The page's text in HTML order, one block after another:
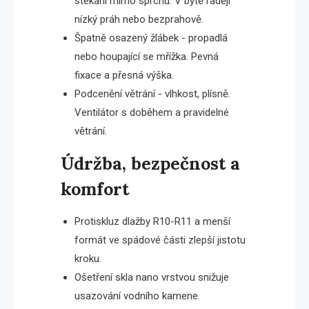
nízký práh nebo bezprahově.
Špatně osazený žlábek - propadlá
nebo houpající se mřížka. Pevná
fixace a přesná výška.
Podcenění větrání - vlhkost, plísně.
Ventilátor s doběhem a pravidelné
větrání.
Údržba, bezpečnost a
komfort
Protiskluz dlažby R10-R11 a menší
formát ve spádové části zlepší jistotu
kroku.
Ošetření skla nano vrstvou snižuje
usazování vodního kamene.